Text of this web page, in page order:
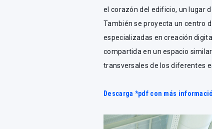
el corazón del edificio, un lugar
También se proyecta un centro
especializadas en creación
compartida en un espacio
transversales de los diferentes
Descarga *pdf con más